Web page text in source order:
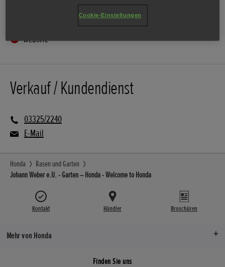
WEBSITE
Verkauf / Kundendienst
03325/2240
E-Mail
Honda
Rasen und Garten
Johann Weber e.U. - Garten – Honda - Welcome to Honda
Kontakt Händler Broschüren
Mehr von Honda
Finden Sie uns
Cookie-Einstellungen